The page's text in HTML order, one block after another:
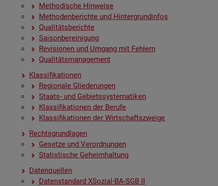
Me­tho­di­sche Hin­wei­se
Me­tho­den­be­rich­te und Hin­ter­grund­in­fos
Qua­li­täts­be­rich­te
Sai­son­be­rei­ni­gung
Re­vi­sio­nen und Um­gang mit Feh­lern
Qua­li­täts­ma­nage­ment
Klas­si­fi­ka­tio­nen
Re­gio­na­le Glie­de­run­gen
Staats- und Ge­biets­sys­te­ma­ti­ken
Klas­si­fi­ka­tio­nen der Be­ru­fe
Klas­si­fi­ka­tio­nen der Wirt­schafts­zwei­ge
Rechts­grund­la­gen
Ge­set­ze und Ver­ord­nun­gen
Sta­tis­ti­sche Ge­heim­hal­tung
Da­ten­quel­len
Da­ten­stan­dard XSo­zi­al-BA-SGB II